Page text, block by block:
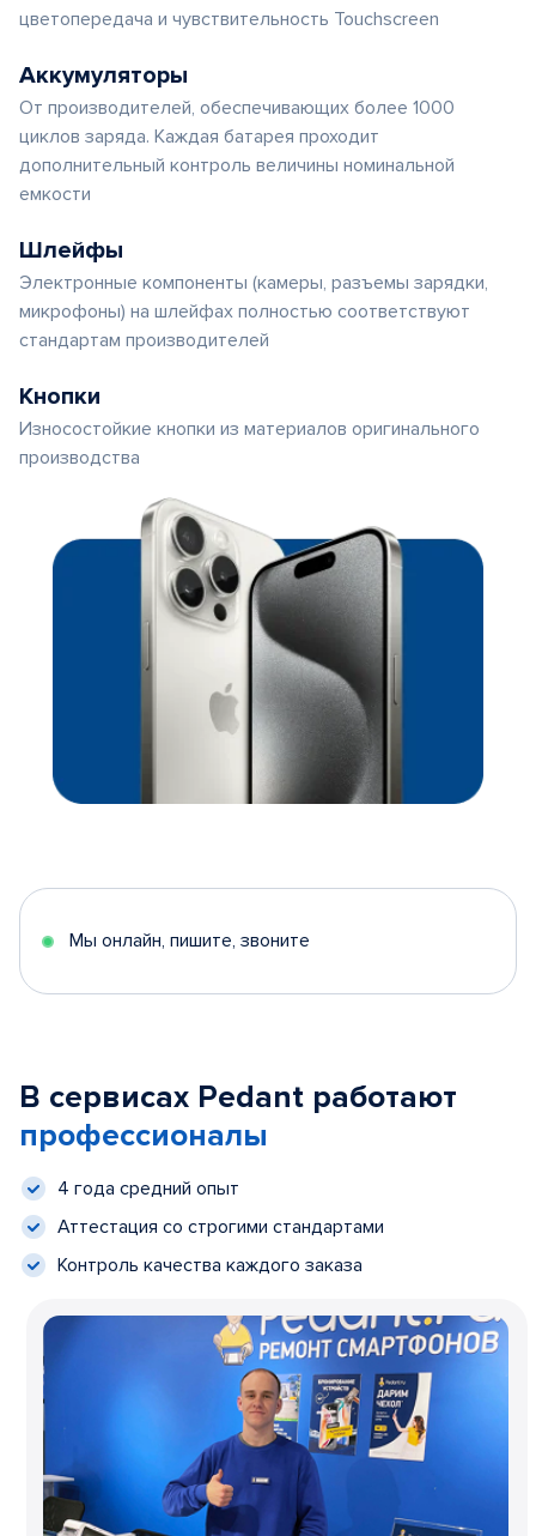
цветопередача и чувствительность Touchscreen
Аккумуляторы
От производителей, обеспечивающих более 1000
циклов заряда. Каждая батарея проходит
дополнительный контроль величины номинальной
емкости
Шлейфы
Электронные компоненты (камеры, разъемы зарядки,
микрофоны) на шлейфах полностью соответствуют
стандартам производителей
Кнопки
Износостойкие кнопки из материалов оригинального
производства
Мы онлайн, пишите, звоните
В сервисах Pedant работают
профессионалы
4 года средний опыт
Аттестация со строгими стандартами
Контроль качества каждого заказа